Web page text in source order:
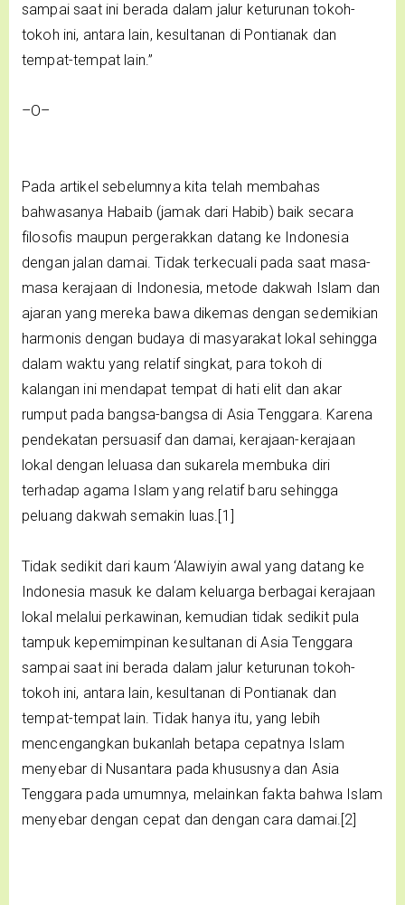
sampai saat ini berada dalam jalur keturunan tokoh-
tokoh ini, antara lain, kesultanan di Pontianak dan
tempat-tempat lain.”
–O–
Pada artikel sebelumnya kita telah membahas
bahwasanya Habaib (jamak dari Habib) baik secara
filosofis maupun pergerakkan datang ke Indonesia
dengan jalan damai. Tidak terkecuali pada saat masa-
masa kerajaan di Indonesia, metode dakwah Islam dan
ajaran yang mereka bawa dikemas dengan sedemikian
harmonis dengan budaya di masyarakat lokal sehingga
dalam waktu yang relatif singkat, para tokoh di
kalangan ini mendapat tempat di hati elit dan akar
rumput pada bangsa-bangsa di Asia Tenggara. Karena
pendekatan persuasif dan damai, kerajaan-kerajaan
lokal dengan leluasa dan sukarela membuka diri
terhadap agama Islam yang relatif baru sehingga
peluang dakwah semakin luas.[1]
Tidak sedikit dari kaum ‘Alawiyin awal yang datang ke
Indonesia masuk ke dalam keluarga berbagai kerajaan
lokal melalui perkawinan, kemudian tidak sedikit pula
tampuk kepemimpinan kesultanan di Asia Tenggara
sampai saat ini berada dalam jalur keturunan tokoh-
tokoh ini, antara lain, kesultanan di Pontianak dan
tempat-tempat lain. Tidak hanya itu, yang lebih
mencengangkan bukanlah betapa cepatnya Islam
menyebar di Nusantara pada khususnya dan Asia
Tenggara pada umumnya, melainkan fakta bahwa Islam
menyebar dengan cepat dan dengan cara damai.[2]